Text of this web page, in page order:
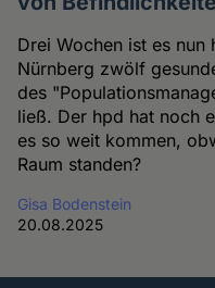
Drei Wochen ist es nun
Nürnberg zwölf
des
ließ. Der hpd hat noch
es so weit kommen,
Raum standen?
Gisa Bodenstein
20.08.2025